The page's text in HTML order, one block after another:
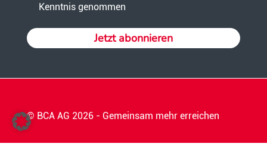
Kenntnis genommen
© BCA AG 2026 - Gemeinsam mehr erreichen